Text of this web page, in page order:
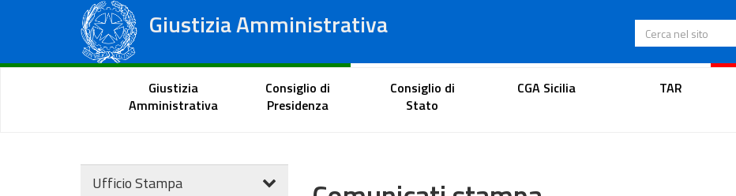
Giustizia Amministrativa
Tribunali Amministrativi Regionali
Cerca nel sito
Portale del cittadino Portale dell'avvocato
Giustizia
Amministrativa
Consiglio di
Presidenza
Consiglio di
Stato
CGA Sicilia TAR
Ufficio Stampa